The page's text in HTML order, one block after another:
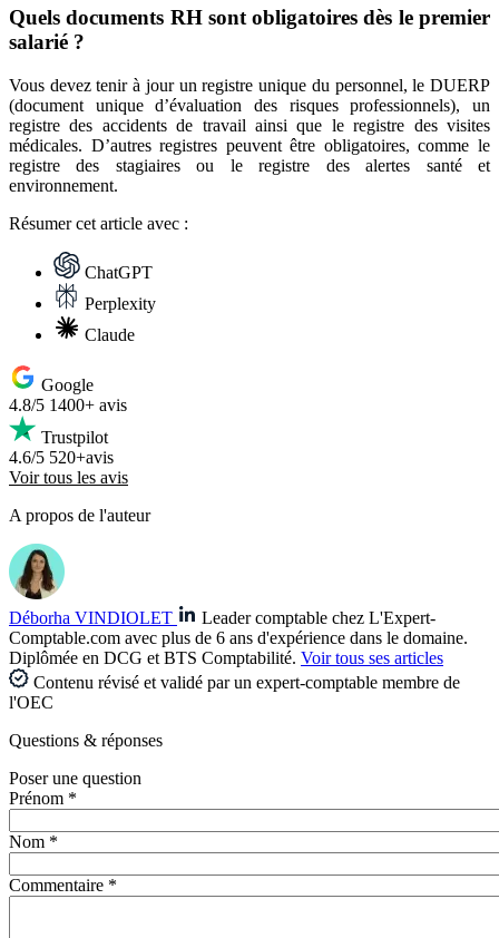
Quels documents RH sont obligatoires dès le premier
salarié ?
Vous devez tenir à jour un registre unique du personnel, le DUERP
(document unique d’évaluation des risques professionnels), un
registre des accidents de travail ainsi que le registre des visites
médicales. D’autres registres peuvent être obligatoires, comme le
registre des stagiaires ou le registre des alertes santé et
environnement.
Résumercet article avec :
ChatGPT
Perplexity
Claude
Google
4.8/5 1400+ avis
Trustpilot
4.6/5 520+avis
Voir tous les avis
A propos de l'auteur
Déborha VINDIOLET
Leader comptable chez L'Expert-
Comptable.com avec plus de 6 ans d'expérience dans le domaine.
Diplômée en DCG et BTS Comptabilité. Voir tous ses articles
Contenu révisé et validé par un expert-comptable membre de
l'OEC
Questions & réponses
Poser une question
Prénom *
Nom *
Commentaire *